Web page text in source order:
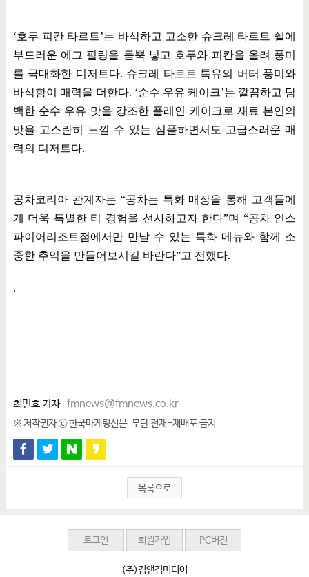
‘호두 피칸 타르트’는 바삭하고 고소한 슈크레 타르트 쉘에
부드러운 에그 필링을 듬뿍 넣고 호두와 피칸을 올려 풍미
를 극대화한 디저트다. 슈크레 타르트 특유의 버터 풍미와
바삭함이 매력을 더한다. ‘순수 우유 케이크’는 깔끔하고 담
백한 순수 우유 맛을 강조한 플레인 케이크로 재료 본연의
맛을 고스란히 느낄 수 있는 심플하면서도 고급스러운 매
력의 디저트다.
공차코리아 관계자는 “공차는 특화 매장을 통해 고객들에
게 더욱 특별한 티 경험을 선사하고자 한다”며 “공차 인스
파이어리조트점에서만 만날 수 있는 특화 메뉴와 함께 소
중한 추억을 만들어보시길 바란다”고 전했다.
.
최민호 기자 fmnews@fmnews.co.kr
※ 저작권자 ⓒ 한국마케팅신문. 무단 전재-재배포 금지
목록으로
로그인 회원가입 PC버전
(주)김앤김미디어